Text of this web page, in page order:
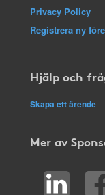
Privacy Policy
Registrera ny
Hjälp och
Skapa ett ärende
Mer av